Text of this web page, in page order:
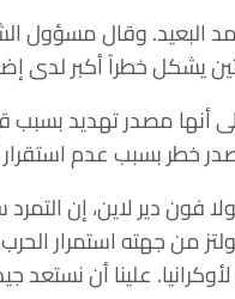
البعيد. وقال مسؤول
يشكل خطراً أكبر لدى
أنها مصدر تهديد بسبب
خطر بسبب عدم استقرار
فون دير لاين، إن
من جهته استمرار
علينا أن نستعد